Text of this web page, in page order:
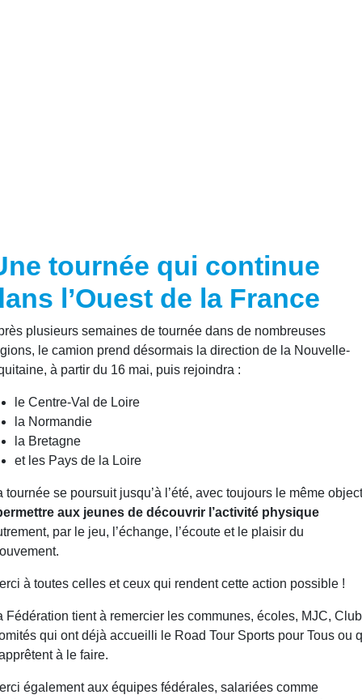
tournée qui continue
l’Ouest de la France
plusieurs semaines de tournée dans de nombreuses
le camion prend désormais la direction de la Nouvelle-
à partir du 16 mai, puis rejoindra :
le Centre-Val de Loire
la Normandie
la Bretagne
et les Pays de la Loire
tournée se poursuit jusqu’à l’été, avec toujours le même
aux jeunes de découvrir l’activité physique
par le jeu, l’échange, l’écoute et le plaisir du
à toutes celles et ceux qui rendent cette action possible !
Fédération tient à remercier les communes, écoles, MJC,
qui ont déjà accueilli le Road Tour Sports pour Tous ou
à le faire.
également aux équipes fédérales, salariées comme